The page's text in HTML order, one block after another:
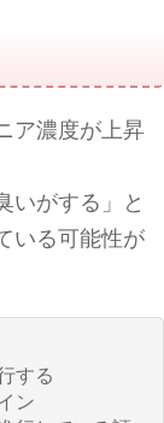
ア濃度が上昇
いがする」と
いる可能性が
する
ン